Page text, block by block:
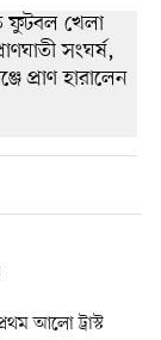
আলো ট্রাস্ট